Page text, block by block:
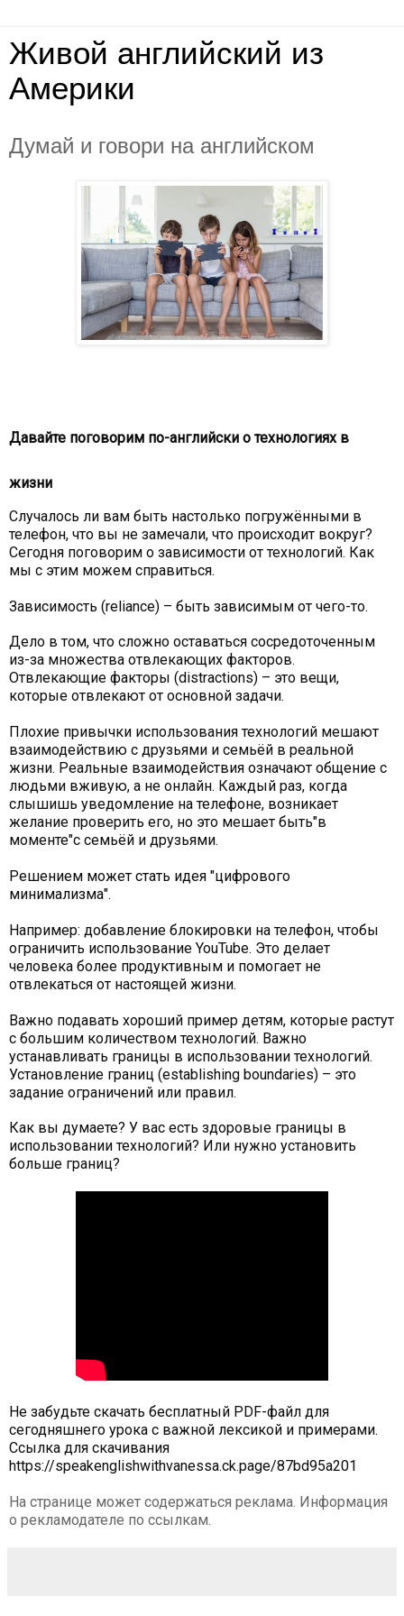
Живой английский из
Америки
Думай и говори на английском
Давайте поговорим по-английски о технологиях в
жизни
Случалось ли вам быть настолько погружёнными в
телефон, что вы не замечали, что происходит вокруг?
Сегодня поговорим о зависимости от технологий. Как
мы с этим можем справиться.
Зависимость (reliance) – быть зависимым от чего-то.
Дело в том, что сложно оставаться сосредоточенным
из-за множества отвлекающих факторов.
Отвлекающие факторы (distractions) – это вещи,
которые отвлекают от основной задачи.
Плохие привычки использования технологий мешают
взаимодействию с друзьями и семьёй в реальной
жизни. Реальные взаимодействия означают общение с
людьми вживую, а не онлайн. Каждый раз, когда
слышишь уведомление на телефоне, возникает
желание проверить его, но это мешает быть"в
моменте"с семьёй и друзьями.
Решением может стать идея "цифрового
минимализма".
Например: добавление блокировки на телефон, чтобы
ограничить использование YouTube. Это делает
человека более продуктивным и помогает не
отвлекаться от настоящей жизни.
Важно подавать хороший пример детям, которые растут
с большим количеством технологий. Важно
устанавливать границы в использовании технологий.
Установление границ (establishing boundaries) – это
задание ограничений или правил.
Как вы думаете? У вас есть здоровые границы в
использовании технологий? Или нужно установить
больше границ?
Не забудьте скачать бесплатный PDF-файл для
сегодняшнего урока с важной лексикой и примерами.
Ссылка для скачивания
https://speakenglishwithvanessa.ck.page/87bd95a201
На странице может содержаться реклама. Информация
о рекламодателе по ссылкам.